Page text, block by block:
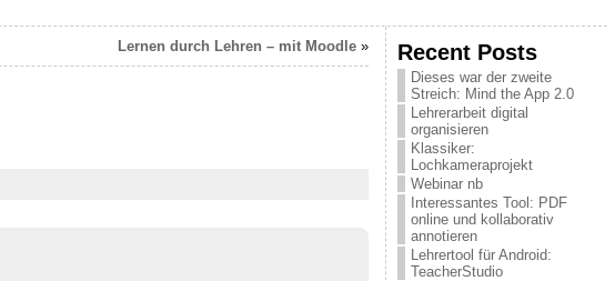
Lernen durch Lehren – mit Moodle» Recent Posts
Dieses war der zweite
Streich: Mind the App 2.0
Lehrerarbeit digital
organisieren
Klassiker:
Lochkameraprojekt
Webinar nb
Interessantes Tool: PDF
online und kollaborativ
annotieren
Lehrertool für Android:
TeacherStudio